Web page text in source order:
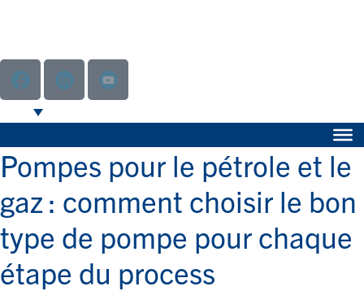
Pompes pour le pétrole et le
gaz : comment choisir le bon
type de pompe pour chaque
étape du process